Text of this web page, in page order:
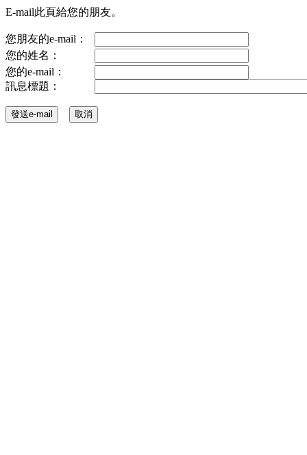
E-mail此頁給您的朋友。
您朋友的e-mail：
您的姓名：
您的e-mail：
訊息標題：